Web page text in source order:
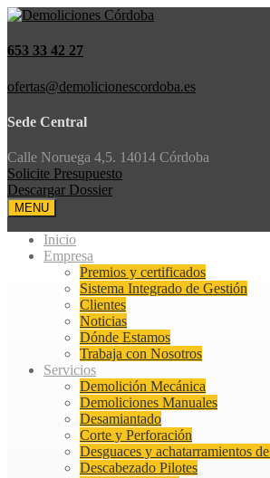
653 33 42 27
ofertas@demolicionescordoba.es
Sede Central
Calle Noruega 4,5. 14014 Córdoba
Solicite Presupuesto
Descargar Dossier
MENU
Inicio
Empresa
Premios y certificados
Sistema Integrado de Gestión
Clientes
Noticias
Dónde Estamos
Trabaja con Nosotros
Servicios
Demolición Mecánica
Demoliciones Manuales
Desamiantado
Corte y Perforación
Desguaces y achatarramientos
Descabezado Pilotes